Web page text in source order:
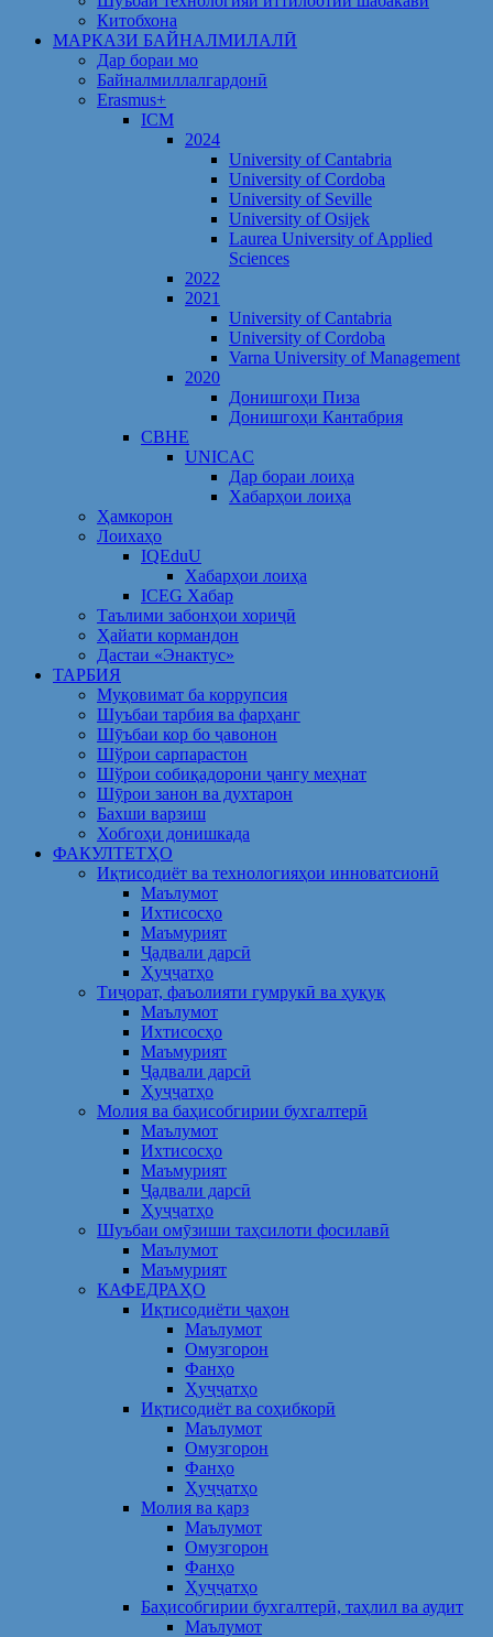
Китобхона
МАРКАЗИ БАЙНАЛМИЛАЛӢ
Дар бораи мо
Байналмиллалгардонӣ
Erasmus+
ICM
2024
University of Cantabria
University of Cordoba
University of Seville
University of Osijek
Laurea University of Applied
Sciences
2022
2021
University of Cantabria
University of Cordoba
Varna University of Management
2020
Донишгоҳи Пиза
Донишгоҳи Кантабрия
CBHE
UNICAC
Дар бораи лоиҳа
Хабарҳои лоиҳа
Ҳамкорон
Лоихаҳо
IQEduU
Хабарҳои лоиҳа
ICEG Хабар
Таълими забонҳои хориҷӣ
Ҳайати кормандон
Дастаи «Энактус»
ТАРБИЯ
Муқовимат ба коррупсия
Шуъбаи тарбия ва фарҳанг
Шӯъбаи кор бо ҷавонон
Шўрои сарпарастон
Шўрои собиқадорони ҷангу меҳнат
Шӯрои занон ва духтарон
Бахши варзиш
Хобгоҳи донишкада
ФАКУЛТЕТҲО
Иқтисодиёт ва технологияҳои инноватсионӣ
Маълумот
Ихтисосҳо
Маъмурият
Ҷадвали дарсӣ
Ҳуҷҷатҳо
Тиҷорат, фаъолияти гумрукӣ ва ҳуқуқ
Маълумот
Ихтисосҳо
Маъмурият
Ҷадвали дарсӣ
Ҳуҷҷатҳо
Молия ва баҳисобгирии бухгалтерӣ
Маълумот
Ихтисосҳо
Маъмурият
Ҷадвали дарсӣ
Ҳуҷҷатҳо
Шуъбаи омӯзиши таҳсилоти фосилавӣ
Маълумот
Маъмурият
КАФЕДРАҲО
Иқтисодиёти ҷаҳон
Маълумот
Омузгорон
Фанҳо
Ҳуҷҷатҳо
Иқтисодиёт ва соҳибкорӣ
Маълумот
Омузгорон
Фанҳо
Ҳуҷҷатҳо
Молия ва қарз
Маълумот
Омузгорон
Фанҳо
Ҳуҷҷатҳо
Баҳисобгирии бухгалтерӣ, таҳлил ва аудит
Маълумот